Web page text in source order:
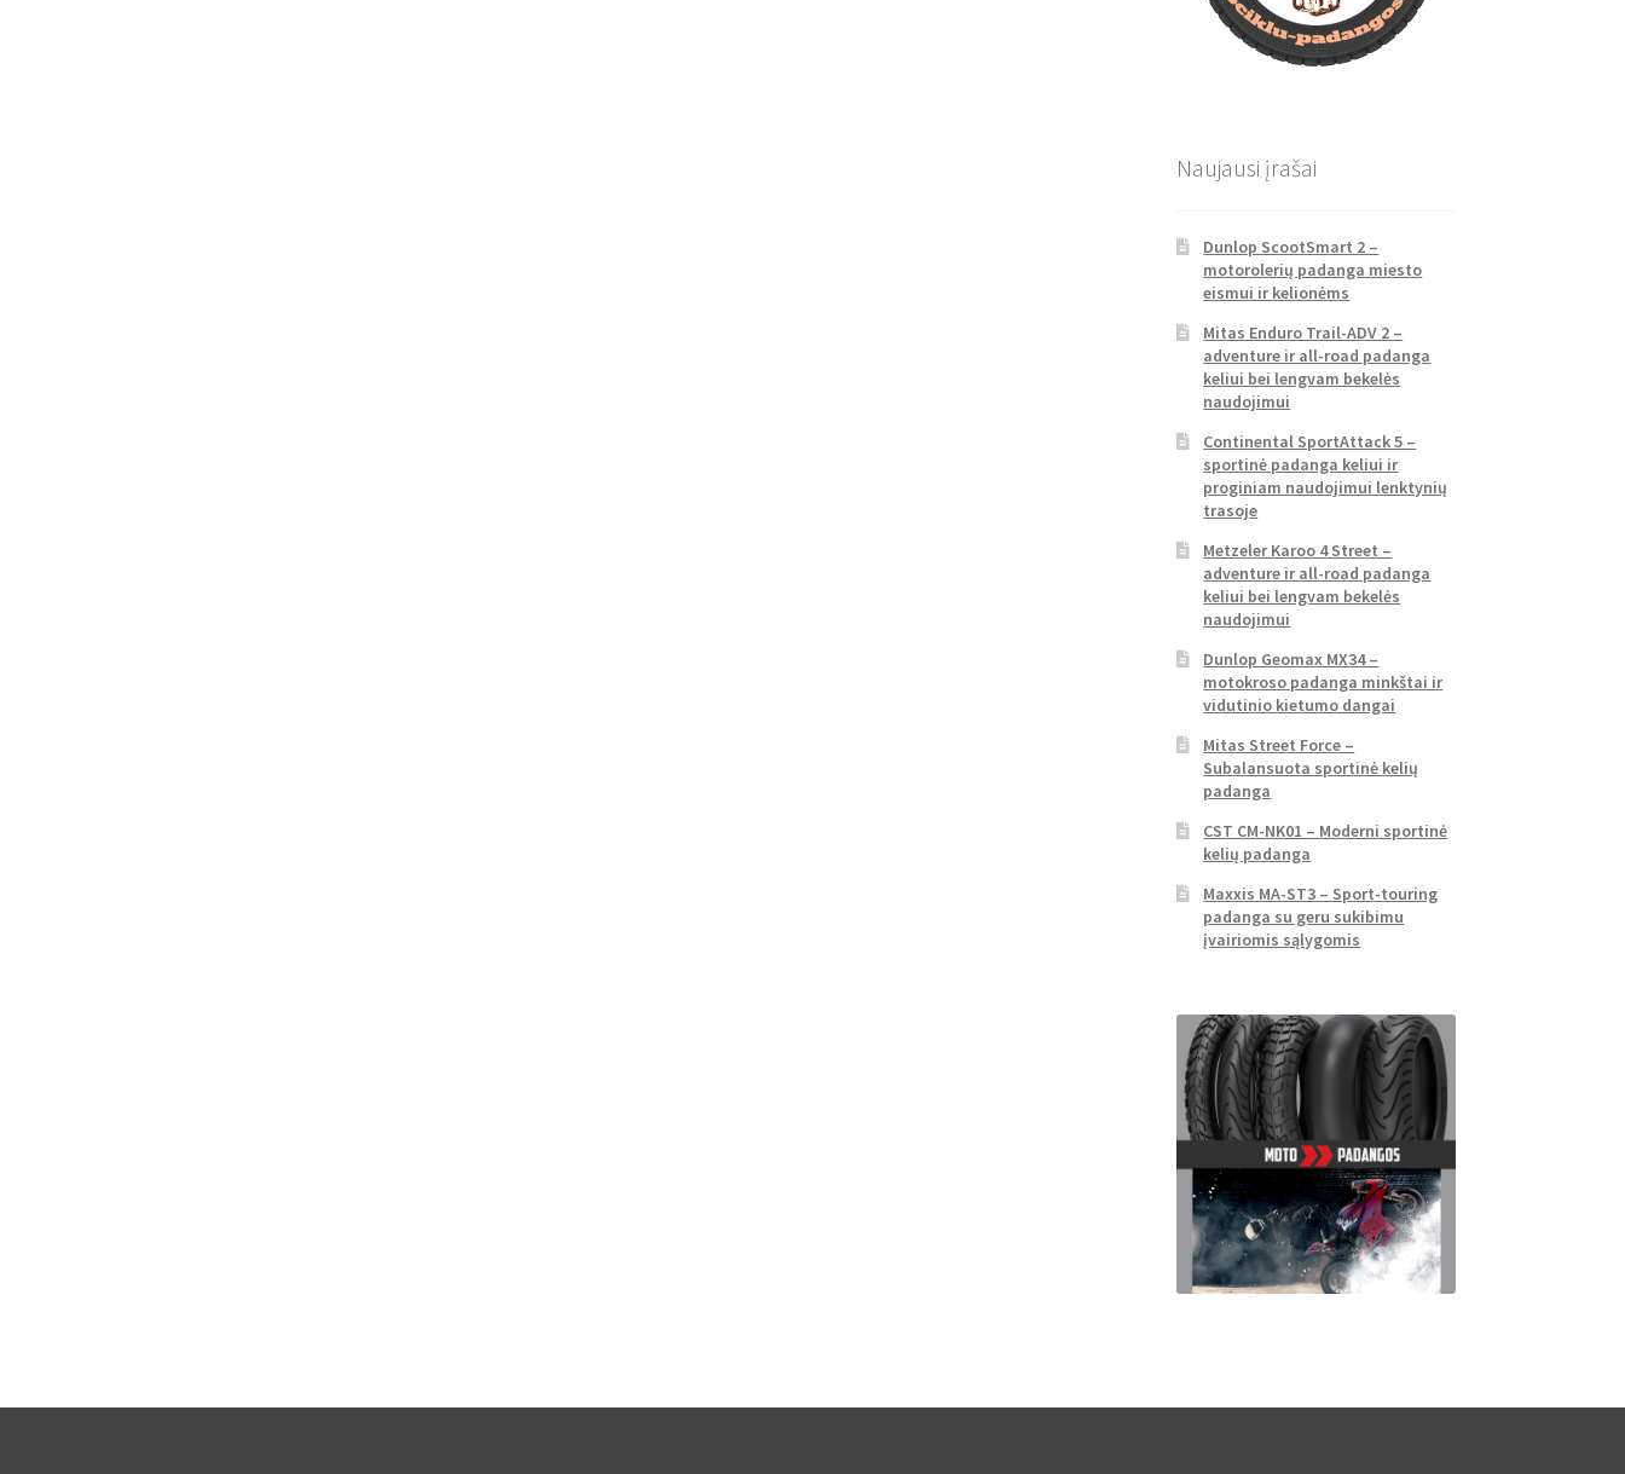
Naujausi įrašai
Dunlop ScootSmart 2 –
motorolerių padanga miesto
eismui ir kelionėms
Mitas Enduro Trail-ADV 2 –
adventure ir all-road padanga
keliui bei lengvam bekelės
naudojimui
Continental SportAttack 5 –
sportinė padanga keliui ir
proginiam naudojimui lenktynių
trasoje
Metzeler Karoo 4 Street –
adventure ir all-road padanga
keliui bei lengvam bekelės
naudojimui
Dunlop Geomax MX34 –
motokroso padanga minkštai ir
vidutinio kietumo dangai
Mitas Street Force –
Subalansuota sportinė kelių
padanga
CST CM-NK01 – Moderni sportinė
kelių padanga
Maxxis MA-ST3 – Sport-touring
padanga su geru sukibimu
įvairiomis sąlygomis